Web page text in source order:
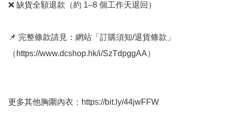
❌ 缺貨全額退款（約 1–8 個工作天退回）
📌 完整條款請見：網站「訂購須知/退貨條款」
（https://www.dcshop.hk/i/SzTdpggAA）
更多其他胸圍內衣：https://bit.ly/44jwFFW